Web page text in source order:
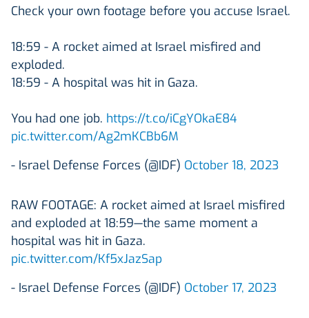
Check your own footage before you accuse Israel.
18:59 - A rocket aimed at Israel misfired and
exploded.
18:59 - A hospital was hit in Gaza.
You had one job. https://t.co/iCgYOkaE84
pic.twitter.com/Ag2mKCBb6M
- Israel Defense Forces (@IDF) October 18, 2023
RAW FOOTAGE: A rocket aimed at Israel misfired
and exploded at 18:59—the same moment a
hospital was hit in Gaza.
pic.twitter.com/Kf5xJazSap
- Israel Defense Forces (@IDF) October 17, 2023